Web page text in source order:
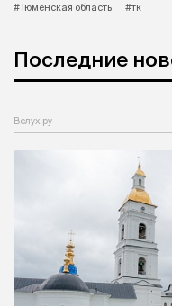
#Тюменская область
#тк
Последние
Вслух.ру